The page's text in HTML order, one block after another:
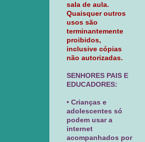
sala de aula.
Quaisquer outros
usos são
terminantemente
proibidos,
inclusive cópias
não autorizadas.
SENHORES PAIS E
EDUCADORES:
• Crianças e
adolescentes só
podem usar a
internet
acompanhados por